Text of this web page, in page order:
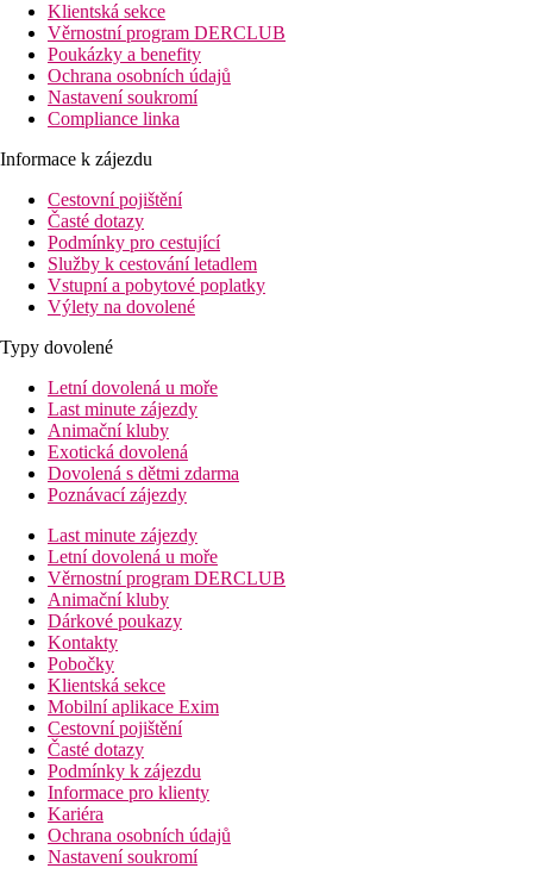
Klientská sekce
Věrnostní program DERCLUB
Poukázky a benefity
Ochrana osobních údajů
Nastavení soukromí
Compliance linka
Informace k zájezdu
Cestovní pojištění
Časté dotazy
Podmínky pro cestující
Služby k cestování letadlem
Vstupní a pobytové poplatky
Výlety na dovolené
Typy dovolené
Letní dovolená u moře
Last minute zájezdy
Animační kluby
Exotická dovolená
Dovolená s dětmi zdarma
Poznávací zájezdy
Last minute zájezdy
Letní dovolená u moře
Věrnostní program DERCLUB
Animační kluby
Dárkové poukazy
Kontakty
Pobočky
Klientská sekce
Mobilní aplikace Exim
Cestovní pojištění
Časté dotazy
Podmínky k zájezdu
Informace pro klienty
Kariéra
Ochrana osobních údajů
Nastavení soukromí